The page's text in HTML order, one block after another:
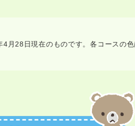
月28日現在のものです。各コースの